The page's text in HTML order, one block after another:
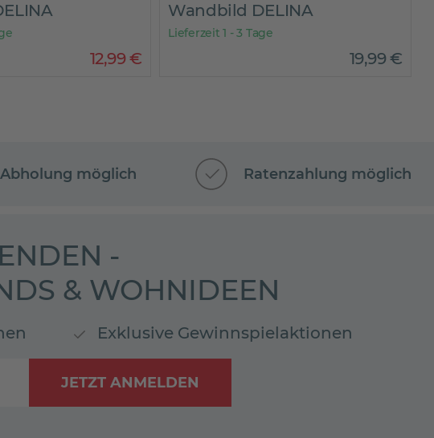
12,99€
Wandbild DELINA
Lieferzeit 1 - 3 Tage
19,99€
möglich Ratenzahlung möglich
-
& WOHNIDEEN
Exklusive Gewinnspielaktionen
JETZT ANMELDEN